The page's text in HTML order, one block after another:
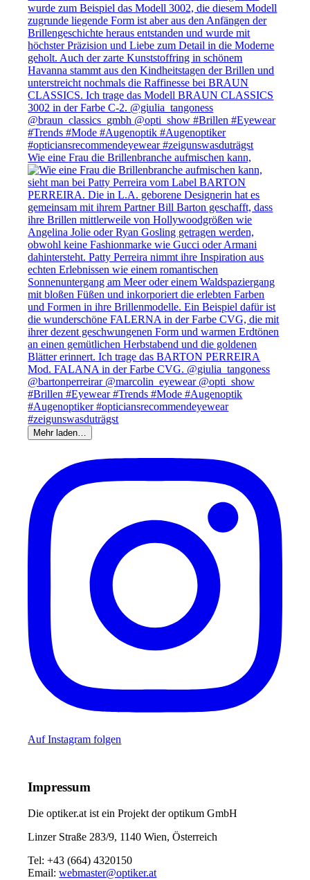
Wie eine Frau die Brillenbranche aufmischen kann,
Mehr laden…
Auf Instagram folgen
Impressum
Die optiker.at ist ein Projekt der optikum GmbH
Linzer Straße 283/9, 1140 Wien, Österreich
Tel: +43 (664) 4320150
Email:webmaster@optiker.at